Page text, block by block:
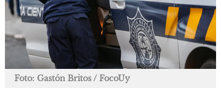
Foto: Gastón Britos / FocoUy